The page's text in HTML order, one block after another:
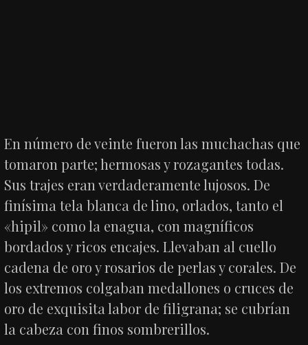
En número de veinte fueron las muchachas que
tomaron parte; hermosas y rozagantes todas.
Sus trajes eran verdaderamente lujosos. De
finísima tela blanca de lino, orlados, tanto el
«hipil» como la enagua, con magníficos
bordados y ricos encajes. Llevaban al cuello
cadena de oro y rosarios de perlas y corales. De
los extremos colgaban medallones o cruces de
oro de exquisita labor de filigrana; se cubrían
la cabeza con finos sombrerillos.